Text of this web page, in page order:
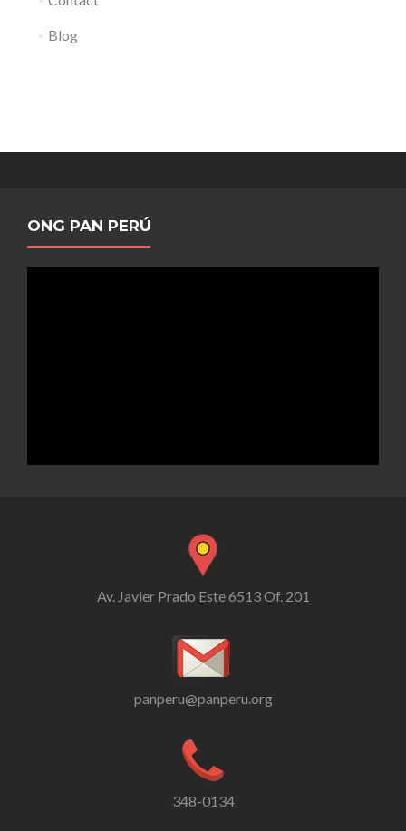
Blog
ONG PAN PERÚ
Av. Javier Prado Este 6513 Of. 201
panperu@panperu.org
348-0134